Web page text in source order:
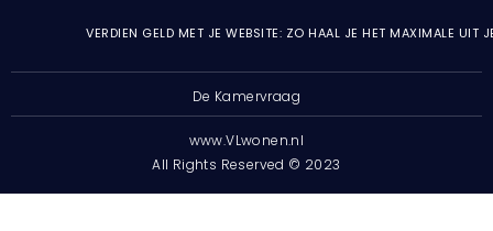
VERDIEN GELD MET JE WEBSITE: ZO HAAL JE HET MAXIMALE UIT
De Kamervraag
www.VLwonen.nl
All Rights Reserved © 2023